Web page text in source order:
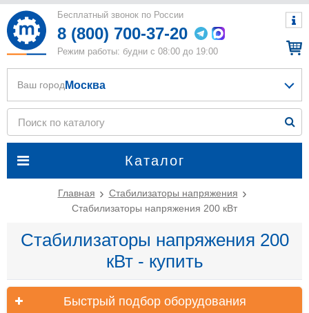
Бесплатный звонок по России
8 (800) 700-37-20
Режим работы: будни с 08:00 до 19:00
Каталог
Ваш город Москва
Главная
Стабилизаторы напряжения
Стабилизаторы напряжения 200 кВт
Стабилизаторы напряжения 200
кВт - купить
Быстрый подбор оборудования